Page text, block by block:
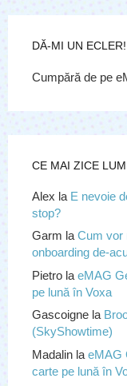
DĂ-MI UN ECLER!
Cumpără de pe
CE MAI ZICE
Alex la E nevoie
stop?
Garm la Cum vor
onboarding de-
Pietrola eMAG
pe lună în Voxa
Gascoignela
(SkyShowtime)
Madalinla eMAG
carte pe lună în